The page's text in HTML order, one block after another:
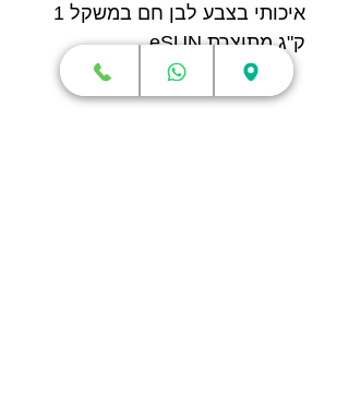
איכותי בצבע לבן חם במשקל 1
ק"ג מתוצרת eSUN